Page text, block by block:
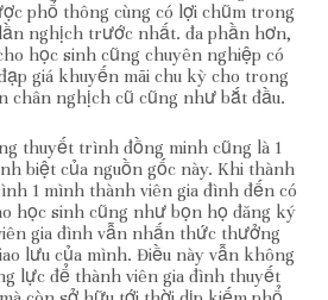
phổ thông cùng có lợi chũm trong
nghịch trước nhất. đa phần hơn,
học sinh cũng chuyên nghiệp có
giá khuyến mãi chu kỳ cho trong
chân nghịch cũ cũng như bắt đầu.
thuyết trình đồng minh cũng là 1
biệt của nguồn gốc này. Khi thành
1 mình thành viên gia đình đến có
học sinh cũng như bọn họ đăng ký
gia đình vẫn nhấn thức thưởng
lưu của mình. Điều này vẫn không
lực để thành viên gia đình thuyết